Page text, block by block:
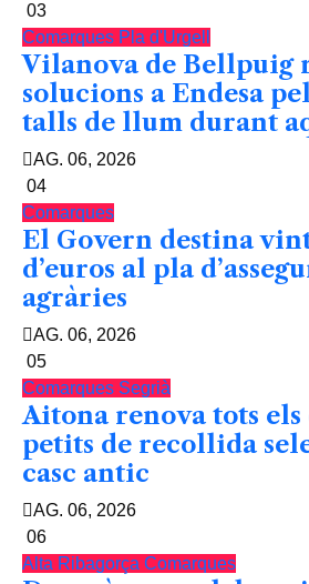
03
Comarques Pla d'Urgell
Vilanova de Bellpuig
solucions a Endesa
talls de llum durant
AG. 06, 2026
04
Comarques
El Govern destina
d’euros al pla
agràries
AG. 06, 2026
05
Comarques Segrià
Aitona renova tots
petits de recollida
casc antic
AG. 06, 2026
06
Alta Ribagorça Comarques